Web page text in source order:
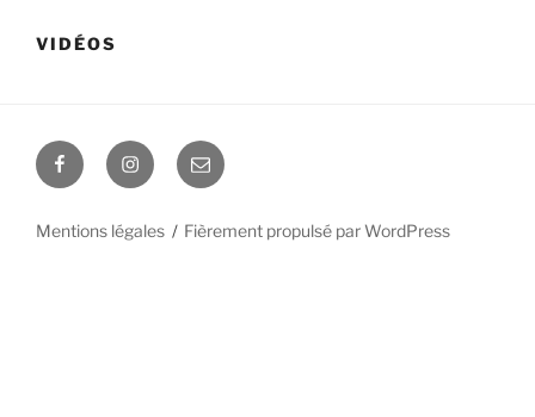
VIDÉOS
FacebookInstagram
E-
mail
Mentions légales Fièrement propulsé par WordPress